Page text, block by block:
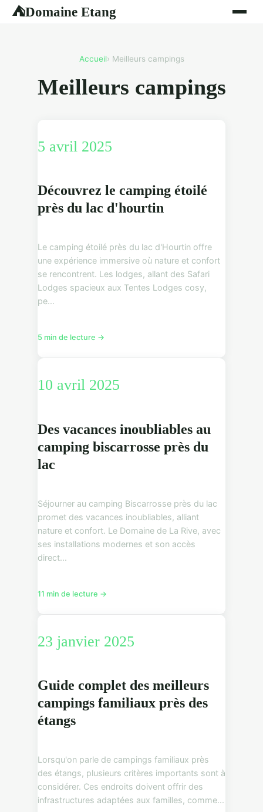
⛺Domaine Etang
Accueil› Meilleurs campings
Meilleurs campings
5 avril 2025
Découvrez le camping étoilé
près du lac d'hourtin
Le camping étoilé près du lac d'Hourtin offre
une expérience immersive où nature et confort
se rencontrent. Les lodges, allant des Safari
Lodges spacieux aux Tentes Lodges cosy,
pe...
5 min de lecture →
10 avril 2025
Des vacances inoubliables au
camping biscarrosse près du
lac
Séjourner au camping Biscarrosse près du lac
promet des vacances inoubliables, alliant
nature et confort. Le Domaine de La Rive, avec
ses installations modernes et son accès
direct...
11 min de lecture →
23 janvier 2025
Guide complet des meilleurs
campings familiaux près des
étangs
Lorsqu'on parle de campings familiaux près
des étangs, plusieurs critères importants sont à
considérer. Ces endroits doivent offrir des
infrastructures adaptées aux familles, comme...